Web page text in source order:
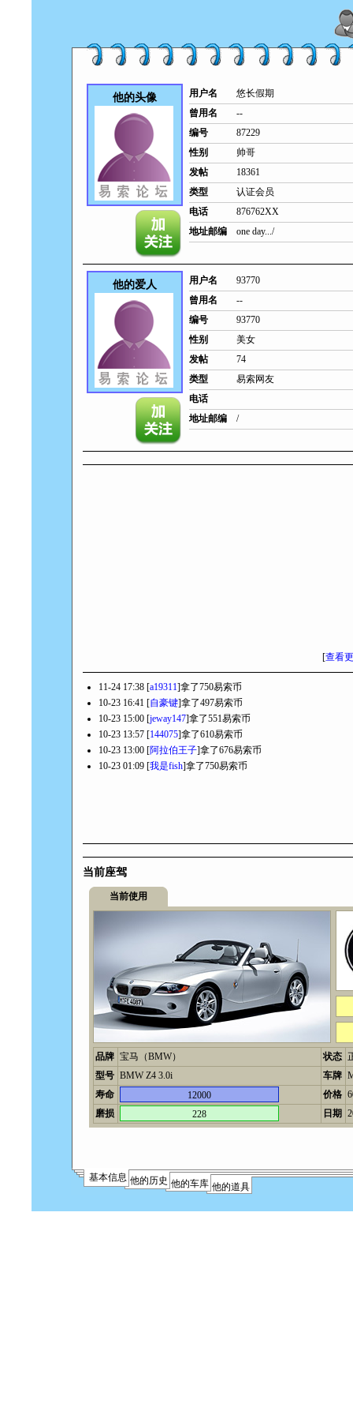
他的头像 用户名
悠长假期
曾用名
--
编号
87229
性别
帅哥
发帖
18361
类型
认证会员
电话
876762XX
地址邮编
one day.../
他的爱人 用户名
93770
曾用名
--
编号
93770
性别
美女
发帖
74
类型
易索网友
电话
地址邮编
/
[查看
11-24 17:38 [a19311]拿了750易索币
10-23 16:41 [自豪键]拿了497易索币
10-23 15:00 [jeway147]拿了551易索币
10-23 13:57 [144075]拿了610易索币
10-23 13:00 [阿拉伯王子]拿了676易索币
10-23 01:09 [我是fish]拿了750易索币
当前座驾
当前使用
品牌 宝马（BMW） 状态
型号 BMW Z4 3.0i 车牌
寿命
12000 价格
磨损
228 日期
基本信息 他的历史 他的车库 他的道具